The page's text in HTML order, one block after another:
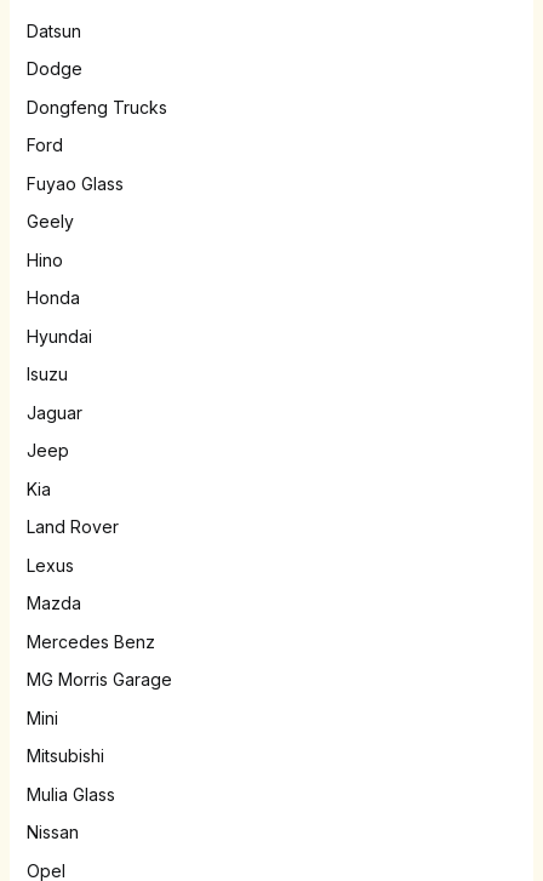
Datsun
Dodge
Dongfeng Trucks
Ford
Fuyao Glass
Geely
Hino
Honda
Hyundai
Isuzu
Jaguar
Jeep
Kia
Land Rover
Lexus
Mazda
Mercedes Benz
MG Morris Garage
Mini
Mitsubishi
Mulia Glass
Nissan
Opel